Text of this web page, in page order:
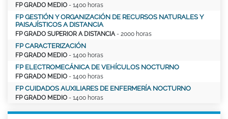
FP GRADO MEDIO - 1400 horas
FP GESTIÓN Y ORGANIZACIÓN DE RECURSOS NATURALES Y
PAISAJÍSTICOS A DISTANCIA
FP GRADO SUPERIOR A DISTANCIA - 2000 horas
FP CARACTERIZACIÓN
FP GRADO MEDIO - 1400 horas
FP ELECTROMECÁNICA DE VEHÍCULOS NOCTURNO
FP GRADO MEDIO - 1400 horas
FP CUIDADOS AUXILIARES DE ENFERMERÍA NOCTURNO
FP GRADO MEDIO - 1400 horas